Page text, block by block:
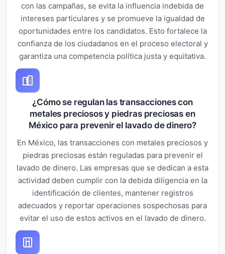
con las campañas, se evita la influencia indebida de
intereses particulares y se promueve la igualdad de
oportunidades entre los candidatos. Esto fortalece la
confianza de los ciudadanos en el proceso electoral y
garantiza una competencia política justa y equitativa.
¿Cómo se regulan las transacciones con
metales preciosos y piedras preciosas en
México para prevenir el lavado de dinero?
En México, las transacciones con metales preciosos y
piedras preciosas están reguladas para prevenir el
lavado de dinero. Las empresas que se dedican a esta
actividad deben cumplir con la debida diligencia en la
identificación de clientes, mantener registros
adecuados y reportar operaciones sospechosas para
evitar el uso de estos activos en el lavado de dinero.